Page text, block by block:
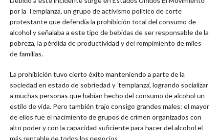
por la Templanza, un grupo de activismo político de corte
protestante que defendía la prohibición total del consumo de
alcohol y señalaba a este tipo de bebidas de ser responsable de la
pobreza, la pérdida de productividad y del rompimiento de miles
de familias.
La prohibición tuvo cierto éxito manteniendo a parte de la
sociedad en estado de sobriedad y ‘templanza’, logrando socializar
a muchas personas que habían hecho del consumo de alcohol un
estilo de vida. Pero también trajo consigo grandes males: el mayor
de ellos fue el nacimiento de grupos de crimen organizados con
alto poder y con la capacidad suficiente para hacer del alcohol el
más rentable de todos los negocios.